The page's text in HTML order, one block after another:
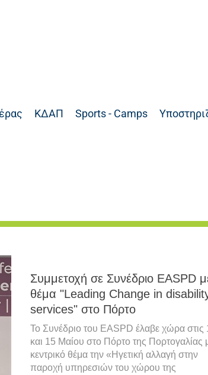
ΚΔΑΠ Sports - Camps
Συμμετοχή σε Συνέδριο EASPD
θέμα "Leading Change in
services" στο Πόρτο
Το Συνέδριο του EASPD έλαβε χώρα στις
και 15 Μαίου στο Πόρτο της Πορτογαλίας
κεντρικό θέμα την «Ηγετική αλλαγή στην
παροχή υπηρεσιών του χώρου της